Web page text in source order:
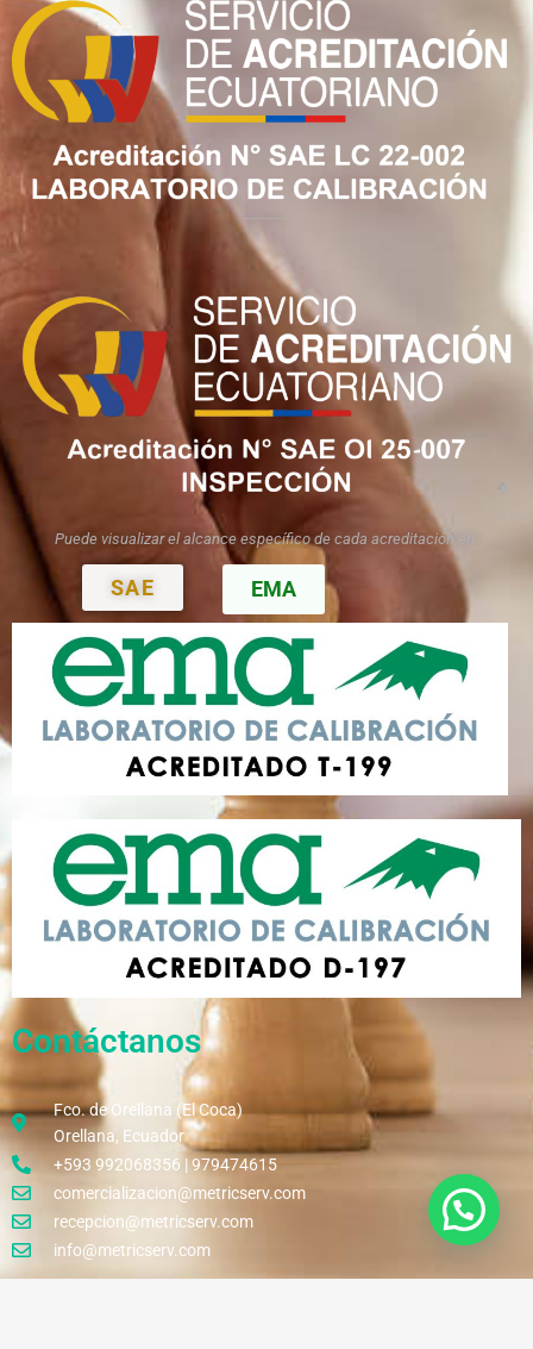
k
r
a
m
n
Puede visualizar el alcance específico de cada acreditación en:
SAE EMA
Contáctanos
Fco. de Orellana (El Coca)
Orellana, Ecuador
+593 992068356 | 979474615
comercializacion@metricserv.com
recepcion@metricserv.com
info@metricserv.com